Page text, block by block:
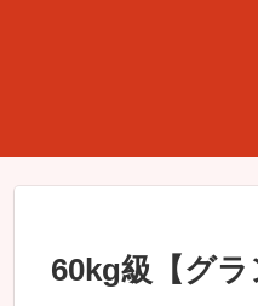
60kg級【グラ